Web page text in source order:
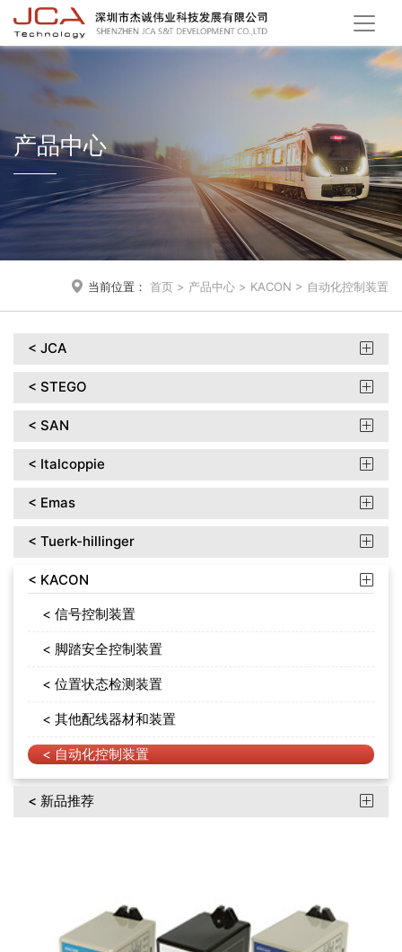
产品中心
 当前位置： 首页 > 产品中心 > KACON > 自动化控制装置
< JCA 
< STEGO 
< SAN 
< Italcoppie 
< Emas 
< Tuerk-hillinger 
< KACON 
< 信号控制装置
< 脚踏安全控制装置
< 位置状态检测装置
< 其他配线器材和装置
< 自动化控制装置
< 新品推荐 